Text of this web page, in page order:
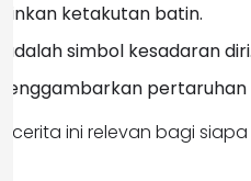
ketakutan batin.
simbol kesadaran diri.
pertaruhan
cerita ini relevan bagi